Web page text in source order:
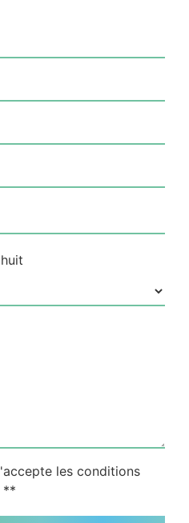
les conditions
**